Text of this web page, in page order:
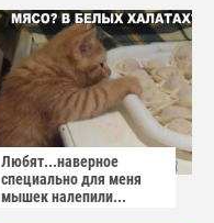
Любят...наверное
специально для меня
мышек налепили...